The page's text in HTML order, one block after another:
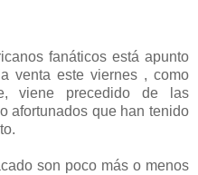
fanáticos está apunto
venta este viernes , como
viene precedido de las
afortunados que han tenido
son poco más o menos